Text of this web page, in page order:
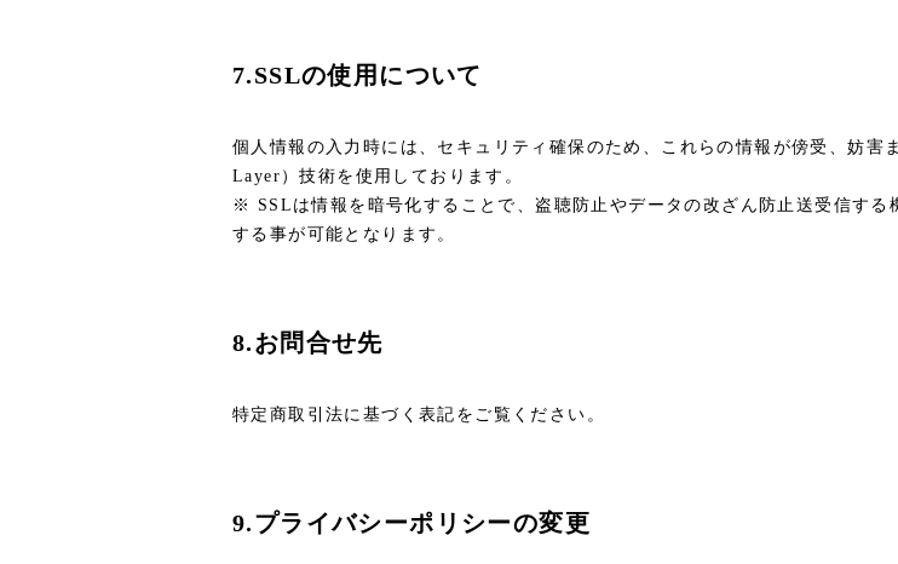
7.SSLの使用について
個人情報の入力時には、セキュリティ確保のため、これらの情報が傍受、妨害
Layer）技術を使用しております。
※ SSLは情報を暗号化することで、盗聴防止やデータの改ざん防止送受信す
する事が可能となります。
8.お問合せ先
特定商取引法に基づく表記をご覧ください。
9.プライバシーポリシーの変更